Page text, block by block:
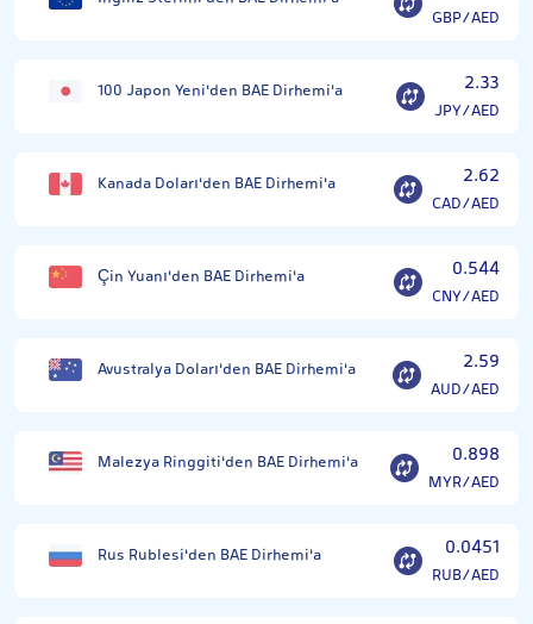
GBP/AED
100 Japon Yeni'den BAE Dirhemi'a 2.33
JPY/AED
Kanada Doları'den BAE Dirhemi'a 2.62
CAD/AED
Çin Yuanı'den BAE Dirhemi'a 0.544
CNY/AED
Avustralya Doları'den BAE Dirhemi'a 2.59
AUD/AED
Malezya Ringgiti'den BAE Dirhemi'a 0.898
MYR/AED
Rus Rublesi'den BAE Dirhemi'a 0.0451
RUB/AED